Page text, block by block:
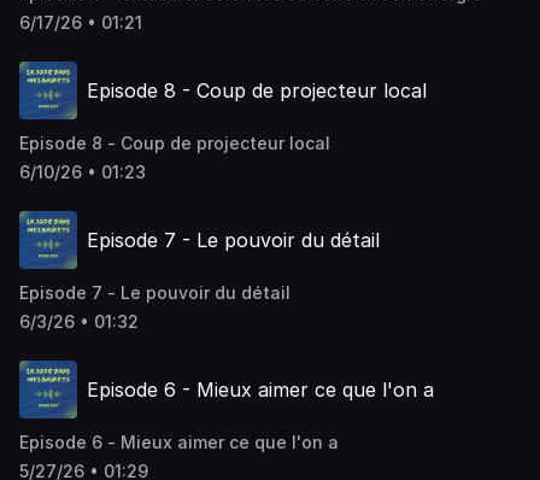
6/17/26 • 01:21
Episode 8 - Coup de projecteur local
Episode 8 - Coup de projecteur local
6/10/26 • 01:23
Episode 7 - Le pouvoir du détail
Episode 7 - Le pouvoir du détail
6/3/26 • 01:32
Episode 6 - Mieux aimer ce que l'on a
Episode 6 - Mieux aimer ce que l'on a
5/27/26 • 01:29